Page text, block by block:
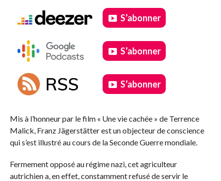
S’abonner
S’abonner
S’abonner
Mis à l’honneur par le film « Une vie cachée » de Terrence
Malick, Franz Jägerstätter est un objecteur de conscience
qui s’est illustré au cours de la Seconde Guerre mondiale.
Fermement opposé au régime nazi, cet agriculteur
autrichien a, en effet, constamment refusé de servir le